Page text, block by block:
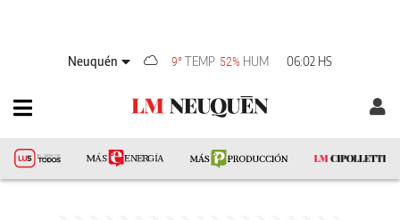
Neuquén 9°TEMP 52% HUM 06:02 HS